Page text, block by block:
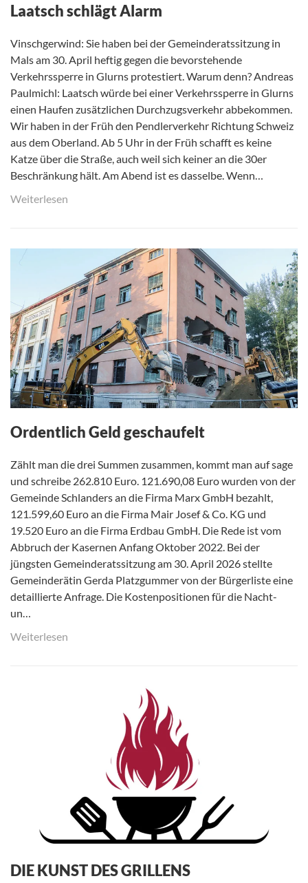
Laatsch schlägt Alarm
Vinschgerwind: Sie haben bei der Gemeinderatssitzung in
Mals am 30. April heftig gegen die bevorstehende
Verkehrssperre in Glurns protestiert. Warum denn? Andreas
Paulmichl: Laatsch würde bei einer Verkehrssperre in Glurns
einen Haufen zusätzlichen Durchzugsverkehr abbekommen.
Wir haben in der Früh den Pendlerverkehr Richtung Schweiz
aus dem Oberland. Ab 5 Uhr in der Früh schafft es keine
Katze über die Straße, auch weil sich keiner an die 30er
Beschränkung hält. Am Abend ist es dasselbe. Wenn…
Weiterlesen
Ordentlich Geld geschaufelt
Zählt man die drei Summen zusammen, kommt man auf sage
und schreibe 262.810 Euro. 121.690,08 Euro wurden von der
Gemeinde Schlanders an die Firma Marx GmbH bezahlt,
121.599,60 Euro an die Firma Mair Josef & Co. KG und
19.520 Euro an die Firma Erdbau GmbH. Die Rede ist vom
Abbruch der Kasernen Anfang Oktober 2022. Bei der
jüngsten Gemeinderatssitzung am 30. April 2026 stellte
Gemeinderätin Gerda Platzgummer von der Bürgerliste eine
detaillierte Anfrage. Die Kostenpositionen für die Nacht-
un…
Weiterlesen
DIE KUNST DES GRILLENS